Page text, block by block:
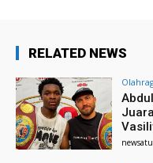
RELATED NEWS
newsatu